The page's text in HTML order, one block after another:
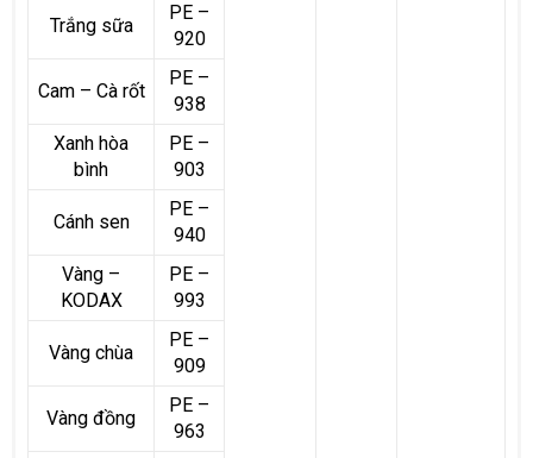
Trắng sữa
PE –
920
Cam – Cà rốt
PE –
938
Xanh hòa
bình
PE –
903
Cánh sen
PE –
940
Vàng –
KODAX
PE –
993
Vàng chùa
PE –
909
Vàng đồng
PE –
963